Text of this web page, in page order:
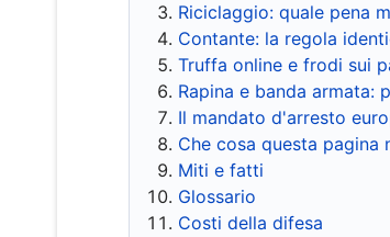
Riciclaggio: quale pena
Contante: la regola
Truffa online e frodi sui
Rapina e banda armata:
Il mandato d'arresto
Che cosa questa pagina
Miti e fatti
Glossario
Costi della difesa